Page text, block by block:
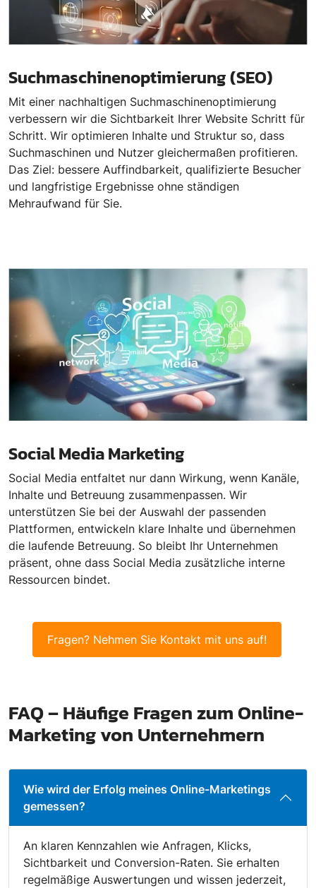
Suchmaschinenoptimierung (SEO)
Mit einer nachhaltigen Suchmaschinenoptimierung
verbessern wir die Sichtbarkeit Ihrer Website Schritt für
Schritt. Wir optimieren Inhalte und Struktur so, dass
Suchmaschinen und Nutzer gleichermaßen profitieren.
Das Ziel: bessere Auffindbarkeit, qualifizierte Besucher
und langfristige Ergebnisse ohne ständigen
Mehraufwand für Sie.
Social Media Marketing
Social Media entfaltet nur dann Wirkung, wenn Kanäle,
Inhalte und Betreuung zusammenpassen. Wir
unterstützen Sie bei der Auswahl der passenden
Plattformen, entwickeln klare Inhalte und übernehmen
die laufende Betreuung. So bleibt Ihr Unternehmen
präsent, ohne dass Social Media zusätzliche interne
Ressourcen bindet.
Fragen? Nehmen Sie Kontakt mit uns auf!
FAQ – Häufige Fragen zum Online-
Marketing von Unternehmern
Wie wird der Erfolg meines Online-Marketings
gemessen?
An klaren Kennzahlen wie Anfragen, Klicks,
Sichtbarkeit und Conversion-Raten. Sie erhalten
regelmäßige Auswertungen und wissen jederzeit,